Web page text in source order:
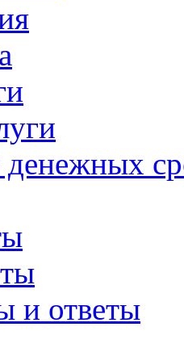
денежных
и ответы